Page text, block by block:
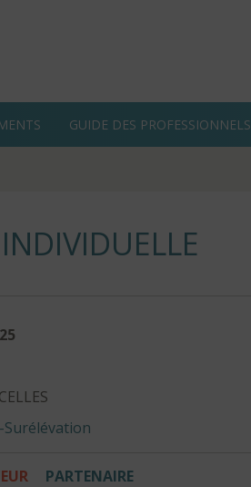
GUIDE DES PROFESSIONNELS
Surélévation
PARTENAIRE